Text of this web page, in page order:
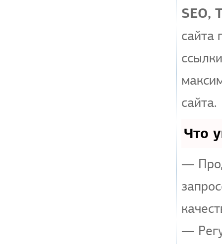
SEO,
сайта
сайта.
Что
—
—